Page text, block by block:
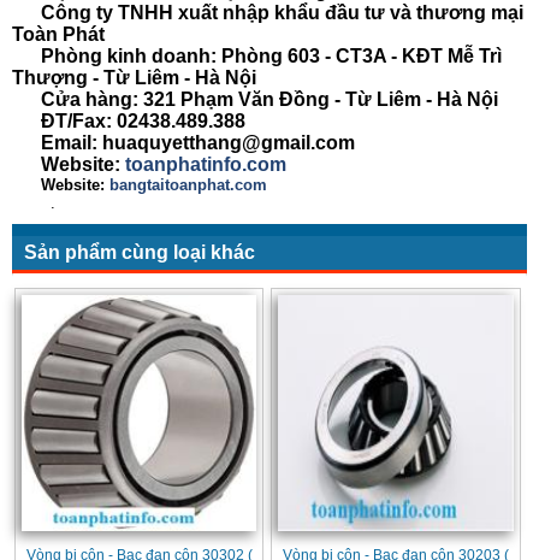
Công ty TNHH xuất nhập khẩu đầu tư và thương mại
Toàn Phát
Phòng kinh doanh: Phòng 603 - CT3A - KĐT Mễ Trì
Thượng - Từ Liêm - Hà Nội
Cửa hàng: 321 Phạm Văn Đồng - Từ Liêm - Hà Nội
ĐT/Fax: 02438.489.388
Email: huaquyetthang@gmail.com
Website: toanphatinfo.com
Website: bangtaitoanphat.com
.
Sản phẩm cùng loại khác
Vòng bi côn - Bạc đạn côn 30302 (
Vòng bi côn - Bạc đạn côn 30203 (